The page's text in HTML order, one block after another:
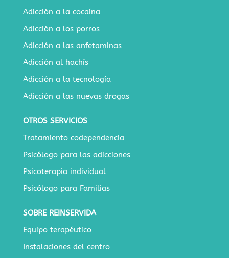
Adicción a la cocaína
Adicción a los porros
Adicción a las anfetaminas
Adicción al hachís
Adicción a la tecnología
Adicción a las nuevas drogas
OTROS SERVICIOS
Tratamiento codependencia
Psicólogo para las adicciones
Psicoterapia individual
Psicólogo para Familias
SOBRE REINSERVIDA
Equipo terapéutico
Instalaciones del centro